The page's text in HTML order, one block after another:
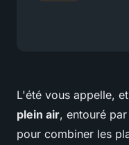
L'été vous appelle,
plein air, entouré
pour combiner les